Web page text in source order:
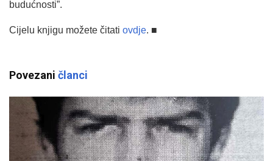
budućnosti”.
Cijelu knjigu možete čitati ovdje. ■
Povezani članci